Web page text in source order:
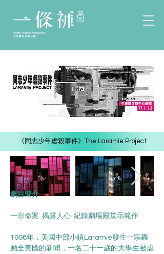
《同志少年虐殺事件》The Laramie Project
劇目簡介
一宗命案  揭露人心  紀錄劇場殿堂示範作
1998年，美國中部小鎮Laramie發生一宗轟
動全美國的新聞，一名二十一歲的大學生被虐